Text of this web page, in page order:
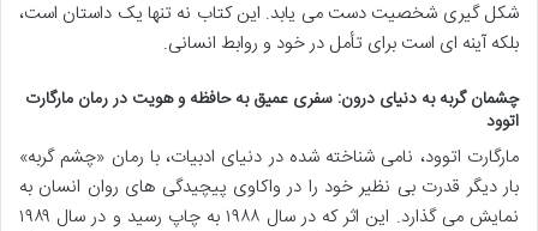
شکل گیری شخصیت دست می یابد. این کتاب نه تنها یک داستان است،
بلکه آینه ای است برای تأمل در خود و روابط انسانی.
چشمان گربه به دنیای درون: سفری عمیق به حافظه و هویت در رمان مارگارت
اتوود
مارگارت اتوود، نامی شناخته شده در دنیای ادبیات، با رمان «چشم گربه»
بار دیگر قدرت بی نظیر خود را در واکاوی پیچیدگی های روان انسان به
نمایش می گذارد. این اثر که در سال ۱۹۸۸ به چاپ رسید و در سال ۱۹۸۹